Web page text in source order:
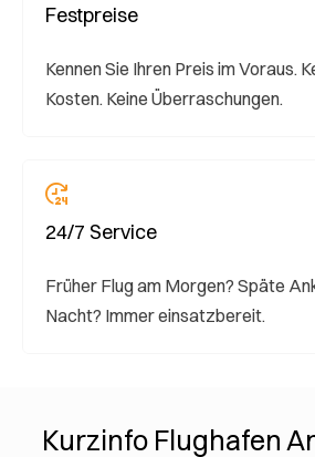
Festpreise
Kennen Sie Ihren Preis im Voraus.
Kosten. Keine Überraschungen.
24/7 Service
Früher Flug am Morgen? Späte
Nacht? Immer einsatzbereit.
Kurzinfo Flughafen